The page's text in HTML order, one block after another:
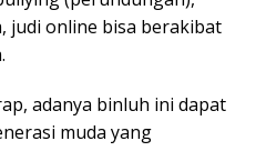
judi online bisa berakibat
adanya binluh ini dapat
muda yang